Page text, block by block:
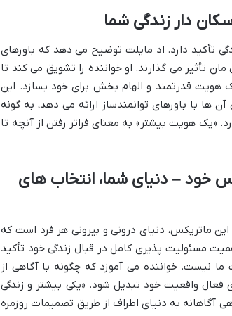
تأکید دارد. اد مایلت توضیح می دهد که باورهای
تأثیر می گذارند. او خواننده را تشویق می کند تا
قدرتمند و الهام بخش برای خود بسازد. این
ها با باورهای توانمندساز ارائه می دهد، به گونه
«یک هویت بیشتر» به معنای فراتر رفتن از آنچه تا
خود – دنیای شما، انتخاب های
ماتریکس، دنیای درونی و بیرونی هر فرد است که
مسئولیت پذیری کامل در قبال زندگی خود تأکید
خواننده می آموزد که چگونه با آگاهی از
فعال واقعیت خود تبدیل شود. «یکی بیشتر و زندگی
به دنیای اطراف از طریق تصمیمات روزمره